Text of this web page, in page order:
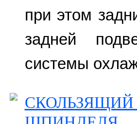
при этом
задней
системы